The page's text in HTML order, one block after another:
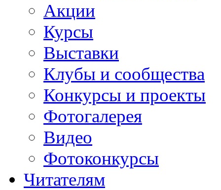
Акции
Курсы
Выставки
Клубы и сообщества
Конкурсы и проекты
Фотогалерея
Видео
Фотоконкурсы
Читателям